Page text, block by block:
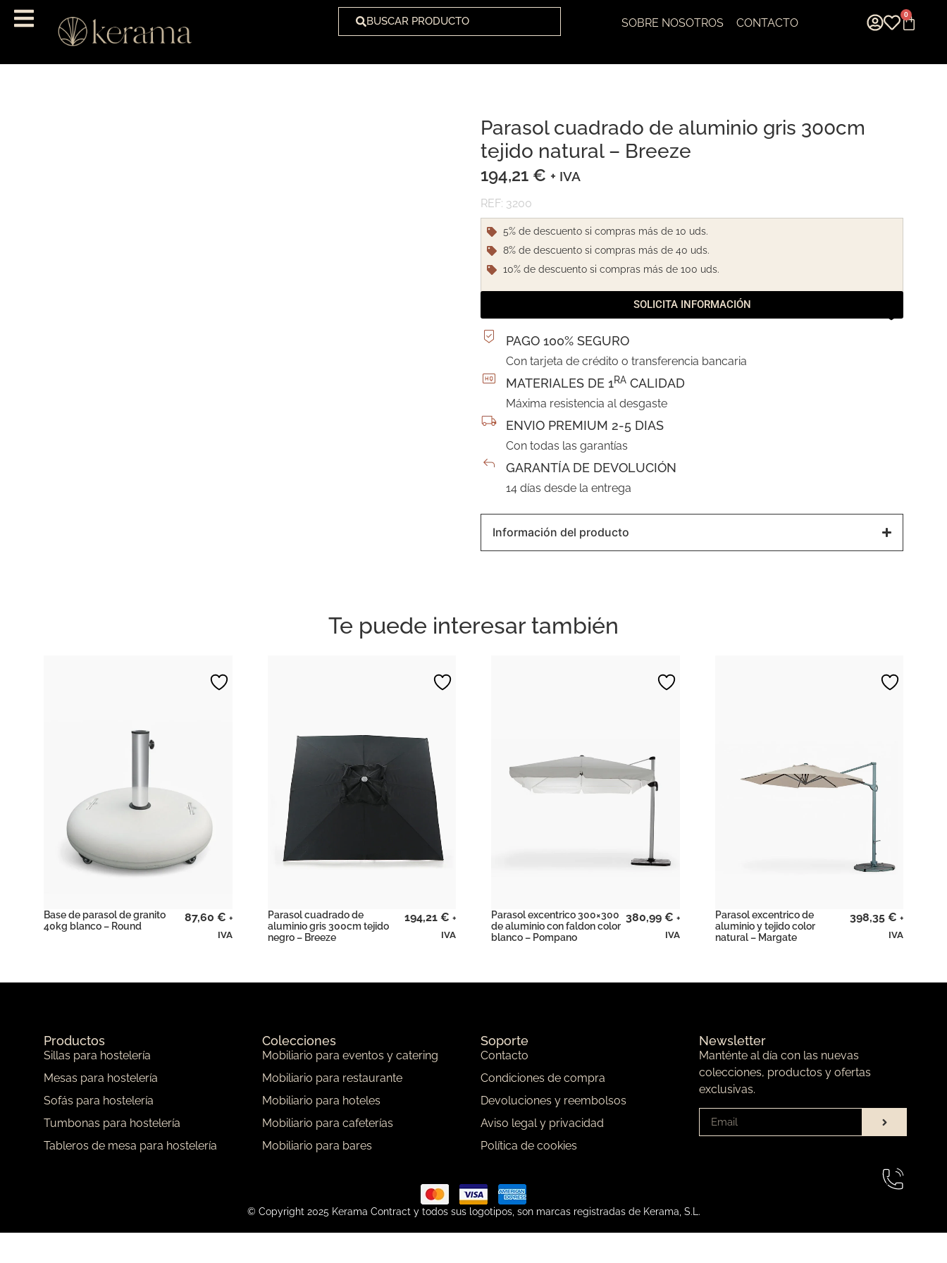
BUSCAR PRODUCTO SOBRE NOSOTROS CONTACTO
0
Parasol cuadrado de aluminio gris 300cm
tejido natural – Breeze
194,21 € + IVA
REF: 3200
5% de descuento si compras más de 10 uds.
8% de descuento si compras más de 40 uds.
10% de descuento si compras más de 100 uds.
SOLICITA INFORMACIÓN
PAGO 100% SEGURO
Con tarjeta de crédito o transferencia bancaria
MATERIALES DE 1RA CALIDAD
Máxima resistencia al desgaste
ENVIO PREMIUM 2-5 DIAS
Con todas las garantías
GARANTÍA DE DEVOLUCIÓN
14 días desde la entrega
Información del producto
Te puede interesar también
Base de parasol de granito
40kg blanco – Round
87,60 € +
IVA
Parasol cuadrado de
aluminio gris 300cm tejido
negro – Breeze
194,21 € +
IVA
Parasol excentrico 300×300
de aluminio con faldon color
blanco – Pompano
380,99 € +
IVA
Parasol excentrico de
aluminio y tejido color
natural – Margate
398,35 € +
IVA
Productos
Sillas para hostelería
Mesas para hostelería
Sofás para hostelería
Tumbonas para hostelería
Tableros de mesa para hostelería
Colecciones
Mobiliario para eventos y catering
Mobiliario para restaurante
Mobiliario para hoteles
Mobiliario para cafeterías
Mobiliario para bares
Soporte
Contacto
Condiciones de compra
Devoluciones y reembolsos
Aviso legal y privacidad
Política de cookies
Newsletter
Manténte al día con las nuevas
colecciones, productos y ofertas
exclusivas.
© Copyright 2025 Kerama Contract y todos sus logotipos, son marcas registradas de Kerama, S.L.